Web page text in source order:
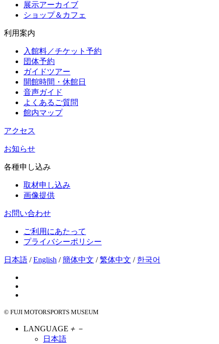
展示アーカイブ
ショップ＆カフェ
利用案内
入館料／チケット予約
団体予約
ガイドツアー
開館時間・休館日
音声ガイド
よくあるご質問
館内マップ
アクセス
お知らせ
各種申し込み
取材申し込み
画像提供
お問い合わせ
ご利用にあたって
プライバシーポリシー
日本語 /English /簡体中文 /繁体中文 / 한국어
© FUJI MOTORSPORTS MUSEUM
LANGUAGE ＋ －
日本語